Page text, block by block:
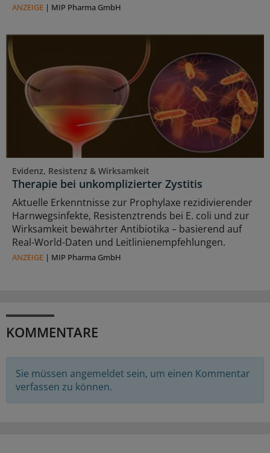
ANZEIGE | MIP Pharma GmbH
Evidenz, Resistenz & Wirksamkeit
Therapie bei unkomplizierter Zystitis
Aktuelle Erkenntnisse zur Prophylaxe rezidivierender
Harnwegsinfekte, Resistenztrends bei E. coli und zur
Wirksamkeit bewährter Antibiotika – basierend auf
Real-World-Daten und Leitlinienempfehlungen.
ANZEIGE | MIP Pharma GmbH
KOMMENTARE
Sie müssen angemeldet sein, um einen Kommentar
verfassen zu können.